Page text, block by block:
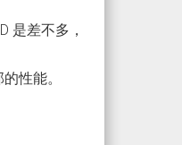
是差不多，
性能。